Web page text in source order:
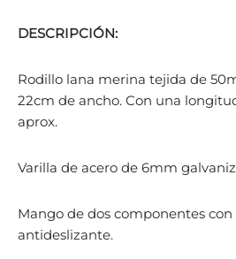
DESCRIPCIÓN:
Rodillo lana merina tejida de
22cm de ancho. Con una
aprox.
Varilla de acero de 6mm
Mango de dos componentes
antideslizante.